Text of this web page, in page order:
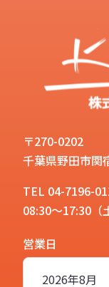
〒270-0202
千葉県野田市関
TEL 04-7196-
08:30～17:30（
営業日
8月
2026年